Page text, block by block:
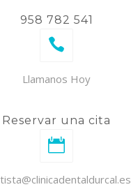
958 782 541
Llamanos Hoy
Reservar una cita